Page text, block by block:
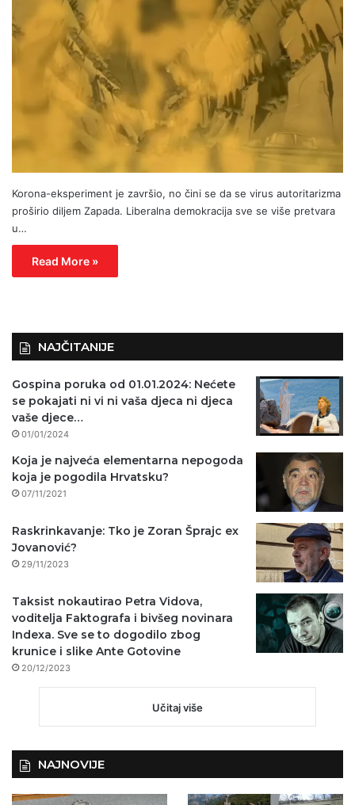
Korona-eksperiment je završio, no čini se da se virus autoritarizma
proširio diljem Zapada. Liberalna demokracija sve se više pretvara
u…
Read More »
NAJČITANIJE
Gospina poruka od 01.01.2024: Nećete
se pokajati ni vi ni vaša djeca ni djeca
vaše djece…
01/01/2024
Koja je najveća elementarna nepogoda
koja je pogodila Hrvatsku?
07/11/2021
Raskrinkavanje: Tko je Zoran Šprajc ex
Jovanović?
29/11/2023
Taksist nokautirao Petra Vidova,
voditelja Faktografa i bivšeg novinara
Indexa. Sve se to dogodilo zbog
krunice i slike Ante Gotovine
20/12/2023
Učitaj više
NAJNOVIJE